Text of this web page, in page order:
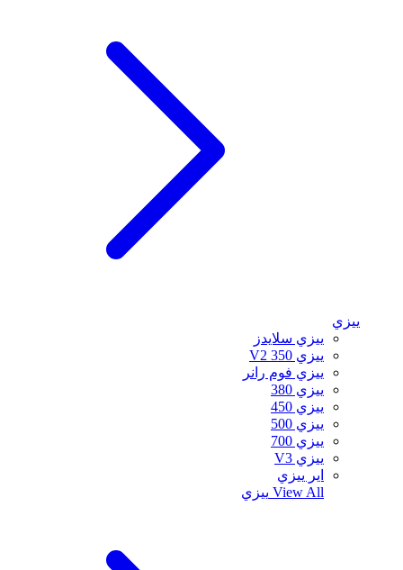
ييزي
ييزي سلايدز
ييزي 350 V2
ييزي فوم رانر
ييزي 380
ييزي 450
ييزي 500
ييزي 700
ييزي V3
اير ييزي
View All ييزي